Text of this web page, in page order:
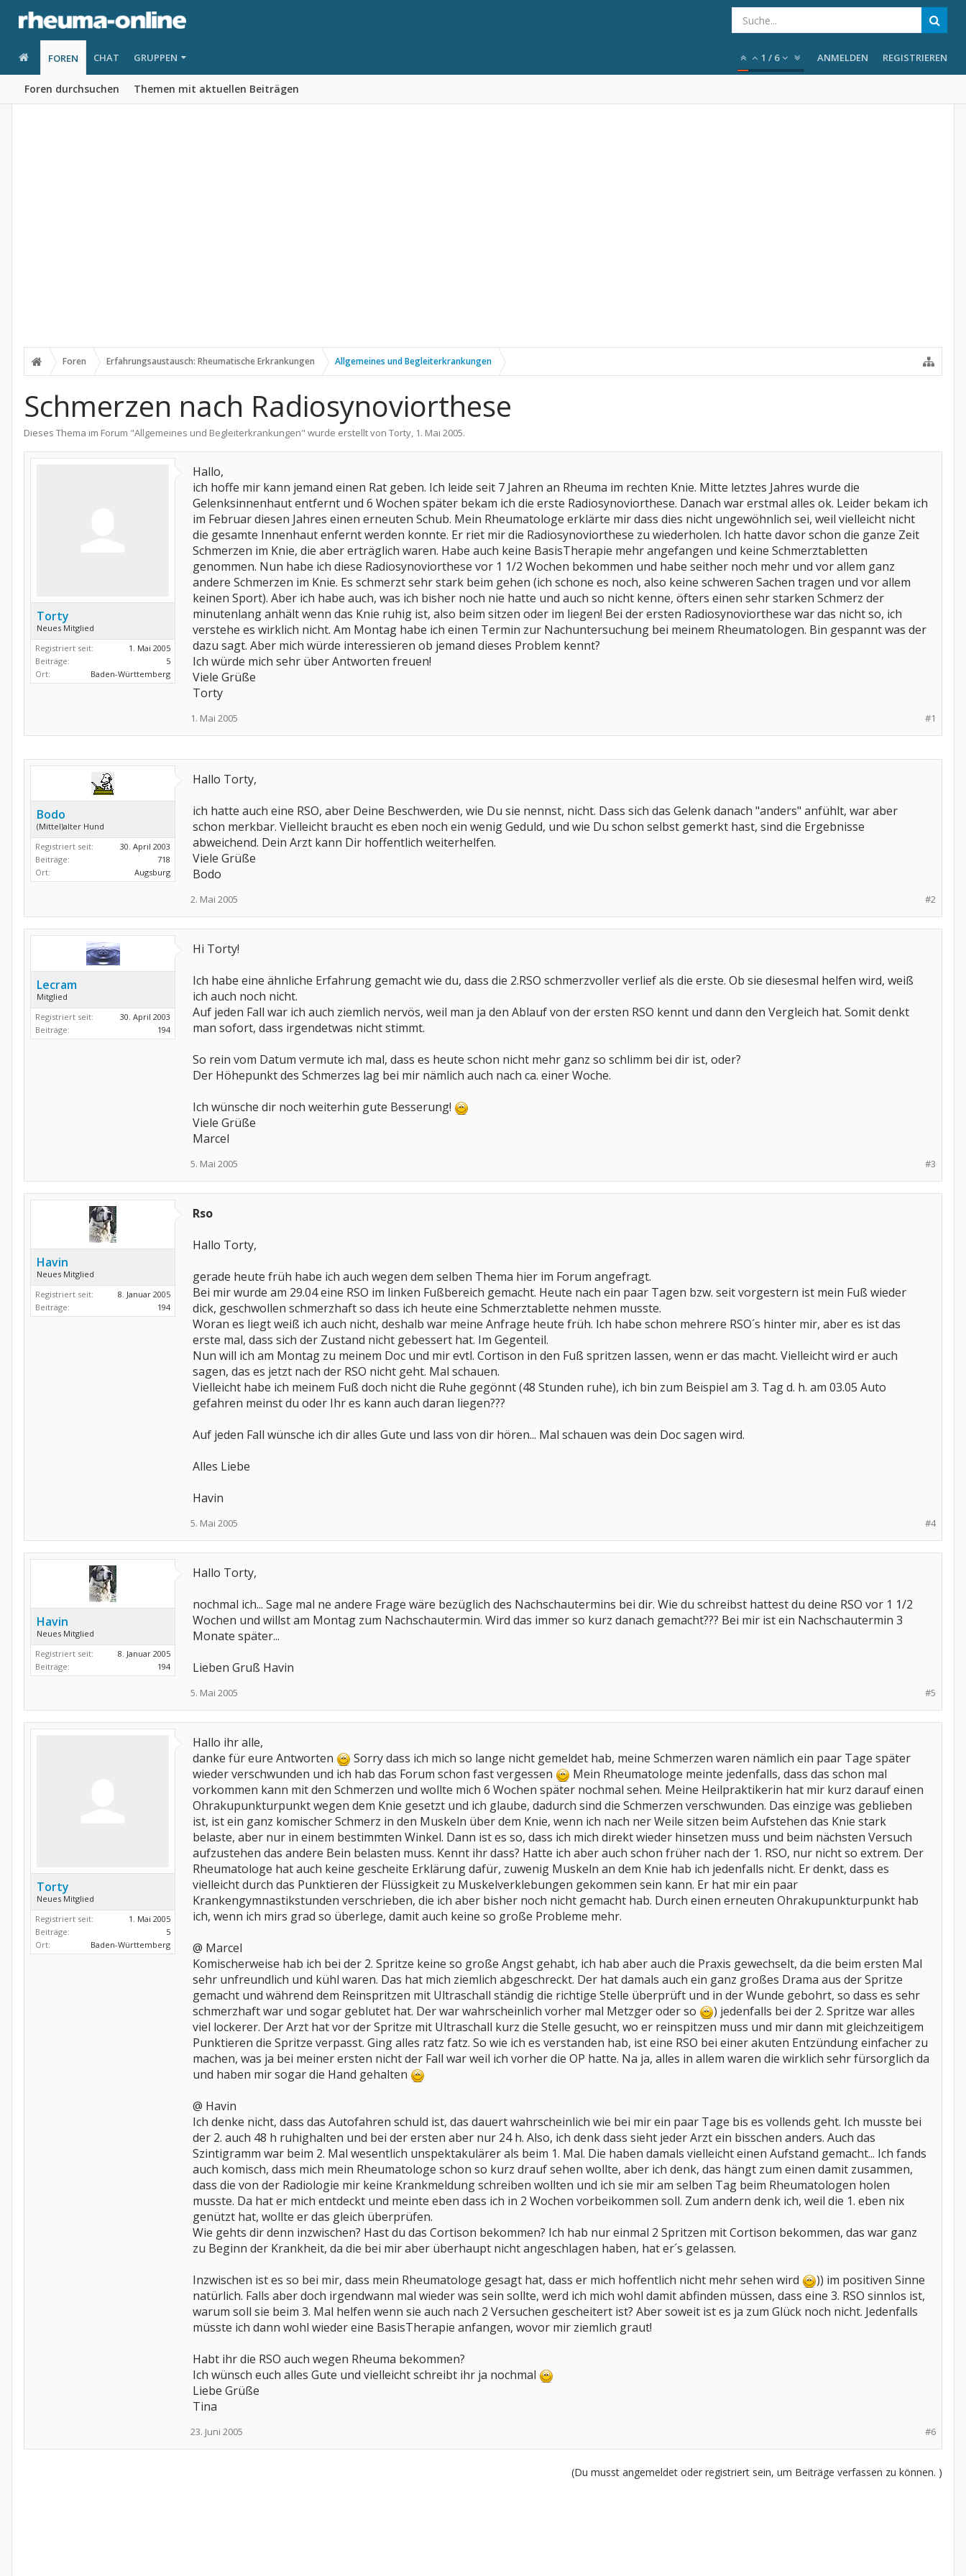
FOREN
Foren durchsuchen Themen mit aktuellen Beiträgen
CHAT GRUPPEN 1 / 6 ANMELDEN REGISTRIEREN
Foren Erfahrungsaustausch: Rheumatische Erkrankungen Allgemeines und Begleiterkrankungen
Schmerzen nach Radiosynoviorthese
Dieses Thema im Forum "Allgemeines und Begleiterkrankungen" wurde erstellt von Torty, 1. Mai 2005.
Torty
Neues Mitglied
Registriert seit:
1. Mai 2005
Beiträge:
5
Ort:
Baden-Württemberg
Hallo,
ich hoffe mir kann jemand einen Rat geben. Ich leide seit 7 Jahren an Rheuma im rechten Knie. Mitte letztes Jahres wurde die
Gelenksinnenhaut entfernt und 6 Wochen später bekam ich die erste Radiosynoviorthese. Danach war erstmal alles ok. Leider bekam ich
im Februar diesen Jahres einen erneuten Schub. Mein Rheumatologe erklärte mir dass dies nicht ungewöhnlich sei, weil vielleicht nicht
die gesamte Innenhaut enfernt werden konnte. Er riet mir die Radiosynoviorthese zu wiederholen. Ich hatte davor schon die ganze Zeit
Schmerzen im Knie, die aber erträglich waren. Habe auch keine BasisTherapie mehr angefangen und keine Schmerztabletten
genommen. Nun habe ich diese Radiosynoviorthese vor 1 1/2 Wochen bekommen und habe seither noch mehr und vor allem ganz
andere Schmerzen im Knie. Es schmerzt sehr stark beim gehen (ich schone es noch, also keine schweren Sachen tragen und vor allem
keinen Sport). Aber ich habe auch, was ich bisher noch nie hatte und auch so nicht kenne, öfters einen sehr starken Schmerz der
minutenlang anhält wenn das Knie ruhig ist, also beim sitzen oder im liegen! Bei der ersten Radiosynoviorthese war das nicht so, ich
verstehe es wirklich nicht. Am Montag habe ich einen Termin zur Nachuntersuchung bei meinem Rheumatologen. Bin gespannt was der
dazu sagt. Aber mich würde interessieren ob jemand dieses Problem kennt?
Ich würde mich sehr über Antworten freuen!
Viele Grüße
Torty
#1
1. Mai 2005
Bodo
(Mittel)alter Hund
Registriert seit:
30. April 2003
Beiträge:
718
Ort:
Augsburg
Hallo Torty,
ich hatte auch eine RSO, aber Deine Beschwerden, wie Du sie nennst, nicht. Dass sich das Gelenk danach "anders" anfühlt, war aber
schon merkbar. Vielleicht braucht es eben noch ein wenig Geduld, und wie Du schon selbst gemerkt hast, sind die Ergebnisse
abweichend. Dein Arzt kann Dir hoffentlich weiterhelfen.
Viele Grüße
Bodo
#2
2. Mai 2005
Lecram
Mitglied
Registriert seit:
30. April 2003
Beiträge:
194
Hi Torty!
Ich habe eine ähnliche Erfahrung gemacht wie du, dass die 2.RSO schmerzvoller verlief als die erste. Ob sie diesesmal helfen wird, weiß
ich auch noch nicht.
Auf jeden Fall war ich auch ziemlich nervös, weil man ja den Ablauf von der ersten RSO kennt und dann den Vergleich hat. Somit denkt
man sofort, dass irgendetwas nicht stimmt.
So rein vom Datum vermute ich mal, dass es heute schon nicht mehr ganz so schlimm bei dir ist, oder?
Der Höhepunkt des Schmerzes lag bei mir nämlich auch nach ca. einer Woche.
Ich wünsche dir noch weiterhin gute Besserung!
Viele Grüße
Marcel
#3
5. Mai 2005
Havin
Neues Mitglied
Registriert seit:
8. Januar 2005
Beiträge:
194
Rso
Hallo Torty,
gerade heute früh habe ich auch wegen dem selben Thema hier im Forum angefragt.
Bei mir wurde am 29.04 eine RSO im linken Fußbereich gemacht. Heute nach ein paar Tagen bzw. seit vorgestern ist mein Fuß wieder
dick, geschwollen schmerzhaft so dass ich heute eine Schmerztablette nehmen musste.
Woran es liegt weiß ich auch nicht, deshalb war meine Anfrage heute früh. Ich habe schon mehrere RSO´s hinter mir, aber es ist das
erste mal, dass sich der Zustand nicht gebessert hat. Im Gegenteil.
Nun will ich am Montag zu meinem Doc und mir evtl. Cortison in den Fuß spritzen lassen, wenn er das macht. Vielleicht wird er auch
sagen, das es jetzt nach der RSO nicht geht. Mal schauen.
Vielleicht habe ich meinem Fuß doch nicht die Ruhe gegönnt (48 Stunden ruhe), ich bin zum Beispiel am 3. Tag d. h. am 03.05 Auto
gefahren meinst du oder Ihr es kann auch daran liegen???
Auf jeden Fall wünsche ich dir alles Gute und lass von dir hören... Mal schauen was dein Doc sagen wird.
Alles Liebe
Havin
#4
5. Mai 2005
Havin
Neues Mitglied
Registriert seit:
8. Januar 2005
Beiträge:
194
Hallo Torty,
nochmal ich... Sage mal ne andere Frage wäre bezüglich des Nachschautermins bei dir. Wie du schreibst hattest du deine RSO vor 1 1/2
Wochen und willst am Montag zum Nachschautermin. Wird das immer so kurz danach gemacht??? Bei mir ist ein Nachschautermin 3
Monate später...
Lieben Gruß Havin
#5
5. Mai 2005
Torty
Neues Mitglied
Registriert seit:
1. Mai 2005
Beiträge:
5
Ort:
Baden-Württemberg
Hallo ihr alle,
danke für eure Antworten
Sorry dass ich mich so lange nicht gemeldet hab, meine Schmerzen waren nämlich ein paar Tage später
wieder verschwunden und ich hab das Forum schon fast vergessen
Mein Rheumatologe meinte jedenfalls, dass das schon mal
vorkommen kann mit den Schmerzen und wollte mich 6 Wochen später nochmal sehen. Meine Heilpraktikerin hat mir kurz darauf einen
Ohrakupunkturpunkt wegen dem Knie gesetzt und ich glaube, dadurch sind die Schmerzen verschwunden. Das einzige was geblieben
ist, ist ein ganz komischer Schmerz in den Muskeln über dem Knie, wenn ich nach ner Weile sitzen beim Aufstehen das Knie stark
belaste, aber nur in einem bestimmten Winkel. Dann ist es so, dass ich mich direkt wieder hinsetzen muss und beim nächsten Versuch
aufzustehen das andere Bein belasten muss. Kennt ihr dass? Hatte ich aber auch schon früher nach der 1. RSO, nur nicht so extrem. Der
Rheumatologe hat auch keine gescheite Erklärung dafür, zuwenig Muskeln an dem Knie hab ich jedenfalls nicht. Er denkt, dass es
vielleicht durch das Punktieren der Flüssigkeit zu Muskelverklebungen gekommen sein kann. Er hat mir ein paar
Krankengymnastikstunden verschrieben, die ich aber bisher noch nicht gemacht hab. Durch einen erneuten Ohrakupunkturpunkt hab
ich, wenn ich mirs grad so überlege, damit auch keine so große Probleme mehr.
@ Marcel
Komischerweise hab ich bei der 2. Spritze keine so große Angst gehabt, ich hab aber auch die Praxis gewechselt, da die beim ersten Mal
sehr unfreundlich und kühl waren. Das hat mich ziemlich abgeschreckt. Der hat damals auch ein ganz großes Drama aus der Spritze
gemacht und während dem Reinspritzen mit Ultraschall ständig die richtige Stelle überprüft und in der Wunde gebohrt, so dass es sehr
schmerzhaft war und sogar geblutet hat. Der war wahrscheinlich vorher mal Metzger oder so
) jedenfalls bei der 2. Spritze war alles
viel lockerer. Der Arzt hat vor der Spritze mit Ultraschall kurz die Stelle gesucht, wo er reinspitzen muss und mir dann mit gleichzeitigem
Punktieren die Spritze verpasst. Ging alles ratz fatz. So wie ich es verstanden hab, ist eine RSO bei einer akuten Entzündung einfacher zu
machen, was ja bei meiner ersten nicht der Fall war weil ich vorher die OP hatte. Na ja, alles in allem waren die wirklich sehr fürsorglich da
und haben mir sogar die Hand gehalten
@ Havin
Ich denke nicht, dass das Autofahren schuld ist, das dauert wahrscheinlich wie bei mir ein paar Tage bis es vollends geht. Ich musste bei
der 2. auch 48 h ruhighalten und bei der ersten aber nur 24 h. Also, ich denk dass sieht jeder Arzt ein bisschen anders. Auch das
Szintigramm war beim 2. Mal wesentlich unspektakulärer als beim 1. Mal. Die haben damals vielleicht einen Aufstand gemacht... Ich fands
auch komisch, dass mich mein Rheumatologe schon so kurz drauf sehen wollte, aber ich denk, das hängt zum einen damit zusammen,
dass die von der Radiologie mir keine Krankmeldung schreiben wollten und ich sie mir am selben Tag beim Rheumatologen holen
musste. Da hat er mich entdeckt und meinte eben dass ich in 2 Wochen vorbeikommen soll. Zum andern denk ich, weil die 1. eben nix
genützt hat, wollte er das gleich überprüfen.
Wie gehts dir denn inzwischen? Hast du das Cortison bekommen? Ich hab nur einmal 2 Spritzen mit Cortison bekommen, das war ganz
zu Beginn der Krankheit, da die bei mir aber überhaupt nicht angeschlagen haben, hat er´s gelassen.
Inzwischen ist es so bei mir, dass mein Rheumatologe gesagt hat, dass er mich hoffentlich nicht mehr sehen wird
)) im positiven Sinne
natürlich. Falls aber doch irgendwann mal wieder was sein sollte, werd ich mich wohl damit abfinden müssen, dass eine 3. RSO sinnlos ist,
warum soll sie beim 3. Mal helfen wenn sie auch nach 2 Versuchen gescheitert ist? Aber soweit ist es ja zum Glück noch nicht. Jedenfalls
müsste ich dann wohl wieder eine BasisTherapie anfangen, wovor mir ziemlich graut!
Habt ihr die RSO auch wegen Rheuma bekommen?
Ich wünsch euch alles Gute und vielleicht schreibt ihr ja nochmal
Liebe Grüße
Tina
#6
23. Juni 2005
(Du musst angemeldet oder registriert sein, um Beiträge verfassen zu können. )